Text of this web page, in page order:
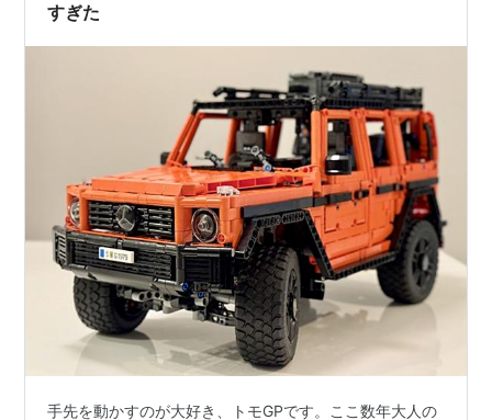
すぎた
手先を動かすのが大好き、トモGPです。ここ数年大人の